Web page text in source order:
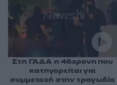
Στη ΓΑΔΑ η 46χρονη που
κατηγορείται για
συμμετοχή στην τραγωδία